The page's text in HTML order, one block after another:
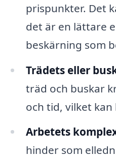
prispunkter. Det
det är en lättare
beskärning som
Trädets eller
träd och buskar
och tid, vilket
Arbetets
hinder som